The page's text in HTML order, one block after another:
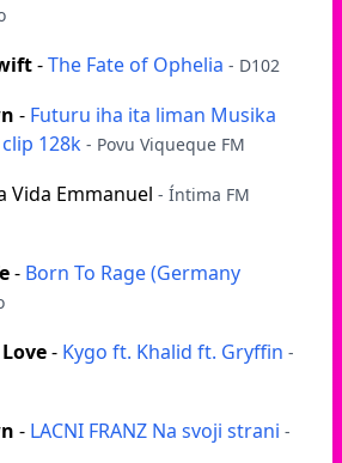
-The Fate of Ophelia - D102
- Futuru iha ita liman Musika
128k - Povu Viqueque FM
Vida Emmanuel - Íntima FM
- Born To Rage (Germany
- Kygo ft. Khalid ft. Gryffin -
- LACNI FRANZ Na svoji strani -